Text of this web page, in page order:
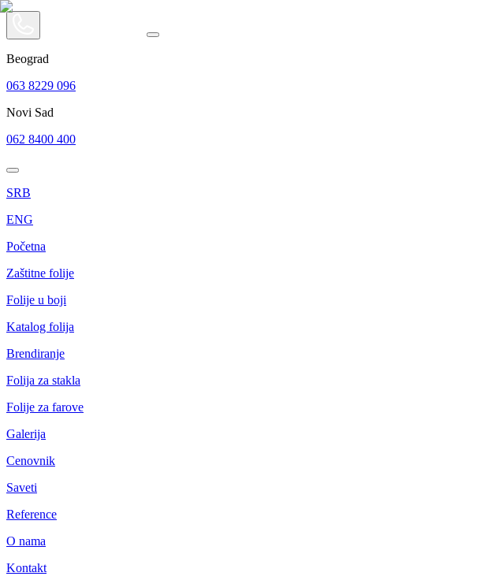
Beograd
063 8229 096
Novi Sad
062 8400 400
SRB
ENG
Početna
Zaštitne folije
Folije u boji
Katalog folija
Brendiranje
Folija za stakla
Folije za farove
Galerija
Cenovnik
Saveti
Reference
O nama
Kontakt